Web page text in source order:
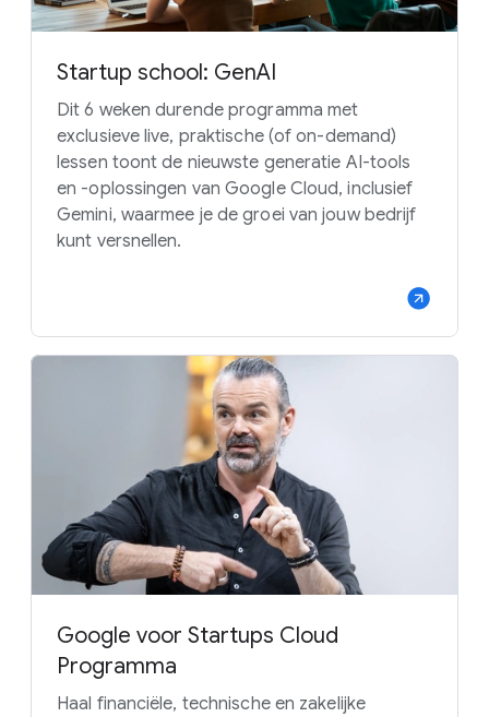
Startup school: GenAI
Dit 6 weken durende programma met
exclusieve live, praktische (of on-demand)
lessen toont de nieuwste generatie AI-tools
en -oplossingen van Google Cloud, inclusief
Gemini, waarmee je de groei van jouw bedrijf
kunt versnellen.
Google voor Startups Cloud
Programma
Haal financiële, technische en zakelijke